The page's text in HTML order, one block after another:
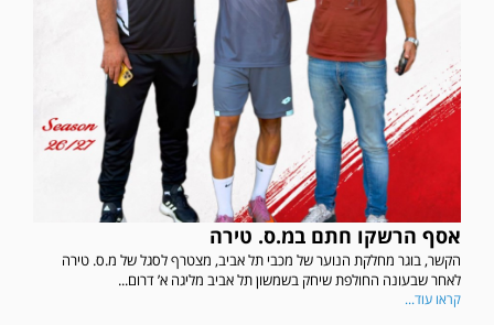
אסף הרשקו חתם במ.ס. טירה
הקשר, בוגר מחלקת הנוער של מכבי תל אביב, מצטרף לסגל של מ.ס. טירה
לאחר שבעונה החולפת שיחק בשמשון תל אביב מליגה א’ דרום...
קראו עוד...